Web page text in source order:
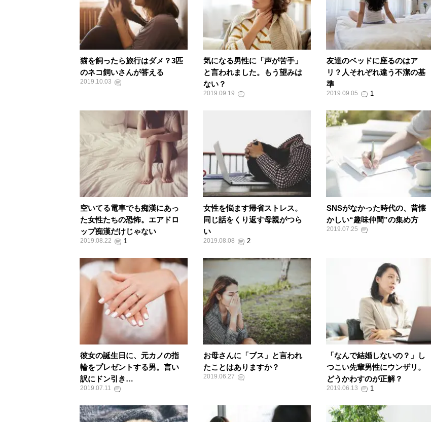
猫を飼ったら旅行はダメ？3匹
のネコ飼いさんが答える
2019.10.03
気になる男性に「声が苦手」
と言われました。もう望みは
ない？
2019.09.19
友達のベッドに座るのはア
リ？人それぞれ違う不潔の基
準
2019.09.05
空いてる電車でも痴漢にあっ
た女性たちの恐怖。エアドロ
ップ痴漢だけじゃない
2019.08.22
女性を悩ます帰省ストレス。
同じ話をくり返す母親がつら
い
2019.08.08
SNSがなかった時代の、昔懐
かしい“趣味仲間”の集め方
2019.07.25
彼女の誕生日に、元カノの指
輪をプレゼントする男。言い
訳にドン引き…
2019.07.11
お母さんに「ブス」と言われ
たことはありますか？
2019.06.27
「なんで結婚しないの？」し
つこい先輩男性にウンザリ。
どうかわすのが正解？
2019.06.13